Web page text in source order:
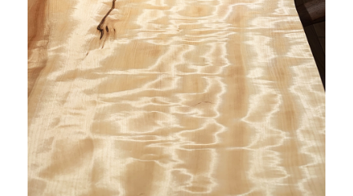
WEBカタログ
全商品一覧
新入荷情報